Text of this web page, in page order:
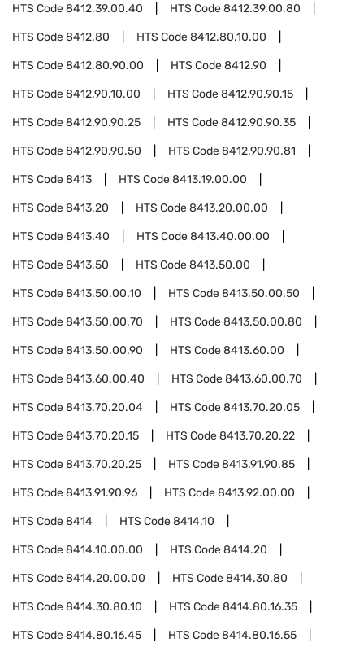
HTS Code8412.39.00.40 HTS Code8412.39.00.80
HTS Code8412.80 HTS Code8412.80.10.00
HTS Code8412.80.90.00 HTS Code8412.90
HTS Code8412.90.10.00 HTS Code8412.90.90.15
HTS Code8412.90.90.25 HTS Code8412.90.90.35
HTS Code8412.90.90.50 HTS Code8412.90.90.81
HTS Code8413 HTS Code8413.19.00.00
HTS Code8413.20 HTS Code8413.20.00.00
HTS Code8413.40 HTS Code8413.40.00.00
HTS Code8413.50 HTS Code8413.50.00
HTS Code8413.50.00.10 HTS Code8413.50.00.50
HTS Code8413.50.00.70 HTS Code8413.50.00.80
HTS Code8413.50.00.90 HTS Code8413.60.00
HTS Code8413.60.00.40 HTS Code8413.60.00.70
HTS Code8413.70.20.04 HTS Code8413.70.20.05
HTS Code8413.70.20.15 HTS Code8413.70.20.22
HTS Code8413.70.20.25 HTS Code8413.91.90.85
HTS Code8413.91.90.96 HTS Code8413.92.00.00
HTS Code8414 HTS Code8414.10
HTS Code8414.10.00.00 HTS Code8414.20
HTS Code8414.20.00.00 HTS Code8414.30.80
HTS Code8414.30.80.10 HTS Code8414.80.16.35
HTS Code8414.80.16.45 HTS Code8414.80.16.55